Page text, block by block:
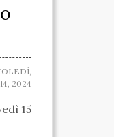
2024
15